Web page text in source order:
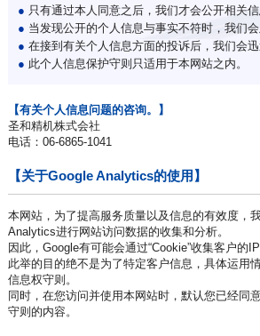
● 只有通过本人同意之后，我们才会公开相关信
● 当发现公开的个人信息与事实不符时，我们会
● 在接到有关个人信息方面的投诉后，我们会迅
● 此个人信息保护守则只适用于本网站之内。
【有关个人信息问题的咨询。】
圣和精机株式会社
电话：06-6865-1041
【关于Google Analytics的使用】
本网站，为了提高服务质量以及信息的有效度，
Analytics进行网站访问数据的收集和分析。
因此，Google有可能会通过“Cookie”收集客户的IP
此举的目的绝不是为了特定客户信息，具体运用
信息权守则。
同时，在您访问并使用本网站时，默认您已经同
守则的内容。